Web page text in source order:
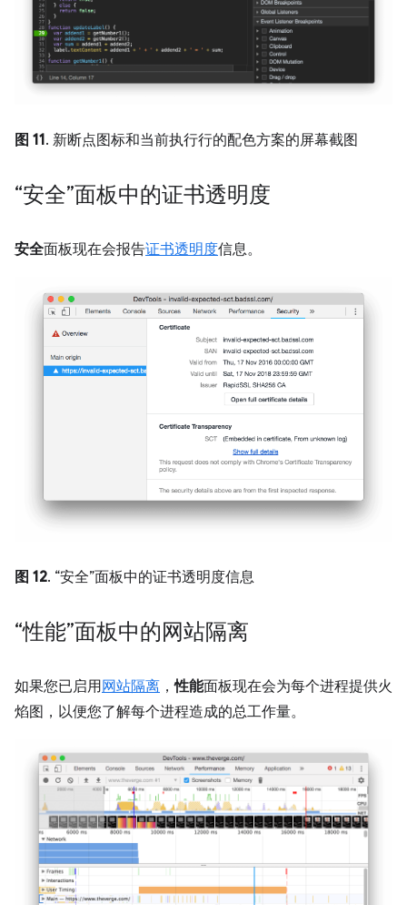
图 11. 新断点图标和当前执行行的配色方案的屏幕截图
“安全”面板中的证书透明度
安全面板现在会报告证书透明度信息。
图 12. “安全”面板中的证书透明度信息
“性能”面板中的网站隔离
如果您已启用网站隔离 ，性能面板现在会为每个进程提供火
焰图，以便您了解每个进程造成的总工作量。